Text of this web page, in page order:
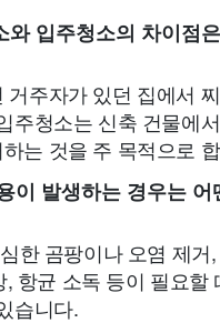
와 입주청소의 차이점
거주자가 있던 집에서
주청소는 신축 건물에
는 것을 주 목적으로
이 발생하는 경우는 어
한 곰팡이나 오염 제거
항균 소독 등이 필요할
습니다.